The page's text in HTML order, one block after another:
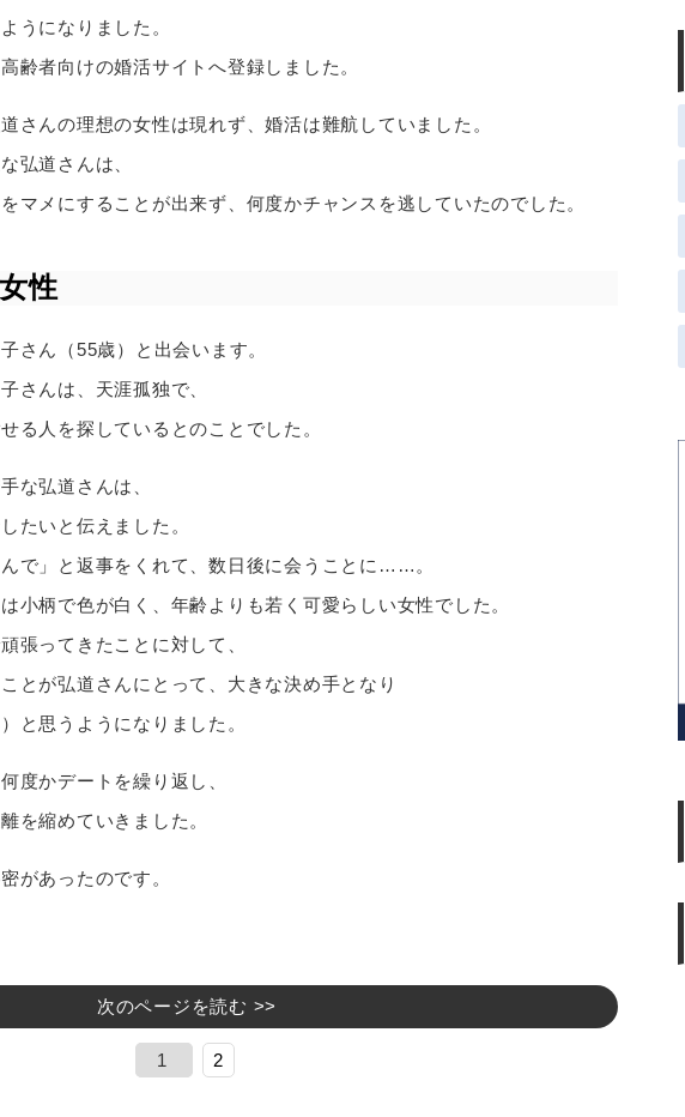
うになりました。
齢者向けの婚活サイトへ登録しました。
さんの理想の女性は現れず、婚活は難航していました。
弘道さんは、
マメにすることが出来ず、何度かチャンスを逃していたのでした。
性
さん（55歳）と出会います。
さんは、天涯孤独で、
る人を探しているとのことでした。
な弘道さんは、
たいと伝えました。
で」と返事をくれて、数日後に会うことに……。
小柄で色が白く、年齢よりも若く可愛らしい女性でした。
張ってきたことに対して、
とが弘道さんにとって、大きな決め手となり
と思うようになりました。
度かデートを繰り返し、
を縮めていきました。
があったのです。
次のページを読む >>
1 2